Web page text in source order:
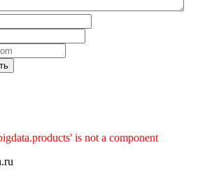
is not a component